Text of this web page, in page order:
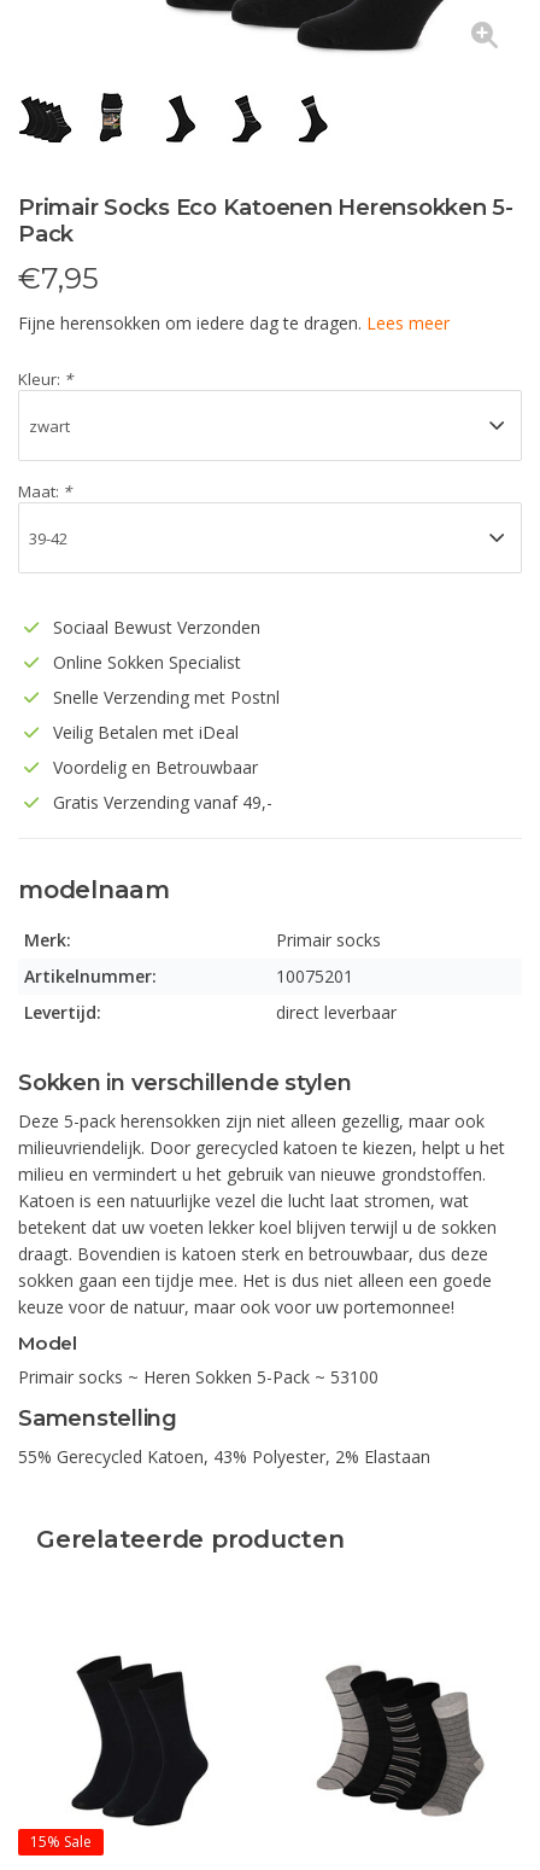
Primair Socks Eco Katoenen Herensokken 5-
Pack
€7,95
Fijne herensokken om iedere dag te dragen. Lees meer
Kleur: *
Maat: *
Sociaal Bewust Verzonden
Online Sokken Specialist
Snelle Verzending met Postnl
Veilig Betalen met iDeal
Voordelig en Betrouwbaar
Gratis Verzending vanaf 49,-
modelnaam
Merk:
Primair socks
Artikelnummer:
10075201
Levertijd:
direct leverbaar
Sokken in verschillende stylen
Deze 5-pack herensokken zijn niet alleen gezellig, maar ook
milieuvriendelijk. Door gerecycled katoen te kiezen, helpt u het
milieu en vermindert u het gebruik van nieuwe grondstoffen.
Katoen is een natuurlijke vezel die lucht laat stromen, wat
betekent dat uw voeten lekker koel blijven terwijl u de sokken
draagt. Bovendien is katoen sterk en betrouwbaar, dus deze
sokken gaan een tijdje mee. Het is dus niet alleen een goede
keuze voor de natuur, maar ook voor uw portemonnee!
Model
Primair socks ~ Heren Sokken 5-Pack ~ 53100
Samenstelling
55% Gerecycled Katoen, 43% Polyester, 2% Elastaan
Gerelateerde producten
15% Sale